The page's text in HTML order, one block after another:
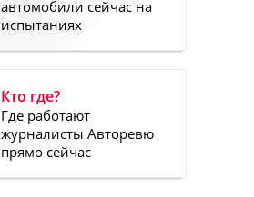
автомобили сейчас на
испытаниях
Кто где?
Где работают
журналисты Авторевю
прямо сейчас